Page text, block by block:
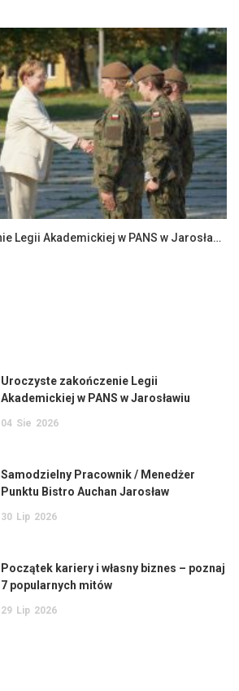
Uroczyste zakończenie Legii Akademickiej w PANS w Jarosławiu
Uroczyste zakończenie Legii
Akademickiej w PANS w Jarosławiu
04 Sie 2026
Samodzielny Pracownik / Menedżer
Punktu Bistro Auchan Jarosław
30 Lip 2026
Początek kariery i własny biznes – poznaj
7 popularnych mitów
29 Lip 2026